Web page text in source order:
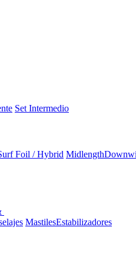
Set Intermedio
Foil / Hybrid Midlength
MastilesEstabilizadores